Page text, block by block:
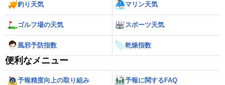
釣り天気 マリン天気
ゴルフ場の天気 スポーツ天気
風邪予防指数 乾燥指数
便利なメニュー
予報精度向上の取り組み 予報に関するFAQ